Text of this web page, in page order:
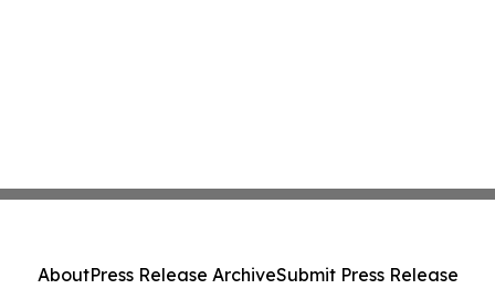
AboutPress Release ArchiveSubmit Press Release